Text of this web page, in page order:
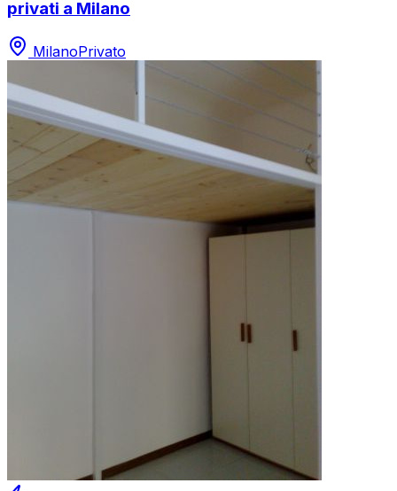
privati a Milano
MilanoPrivato